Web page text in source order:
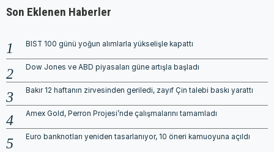
Son Eklenen Haberler
BIST 100 günü yoğun alımlarla yükselişle kapattı
Dow Jones ve ABD piyasaları güne artışla başladı
Bakır 12 haftanın zirvesinden geriledi, zayıf Çin talebi baskı yarattı
Amex Gold, Perron Projesi’nde çalışmalarını tamamladı
Euro banknotları yeniden tasarlanıyor, 10 öneri kamuoyuna açıldı